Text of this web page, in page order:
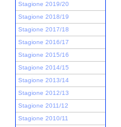
Stagione 2019/20
Stagione 2018/19
Stagione 2017/18
Stagione 2016/17
Stagione 2015/16
Stagione 2014/15
Stagione 2013/14
Stagione 2012/13
Stagione 2011/12
Stagione 2010/11